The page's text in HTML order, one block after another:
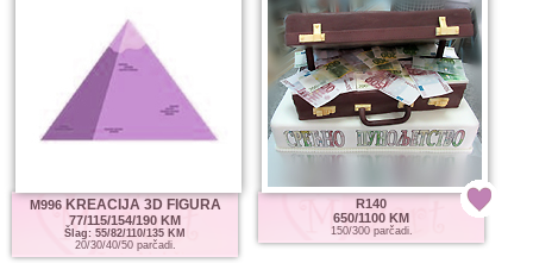
M996KREACIJA 3D FIGURA
77/115/154/190 KM
Šlag: 55/82/110/135 KM
20/30/40/50 parčadi.
R140
650/1100 KM
150/300 parčadi.